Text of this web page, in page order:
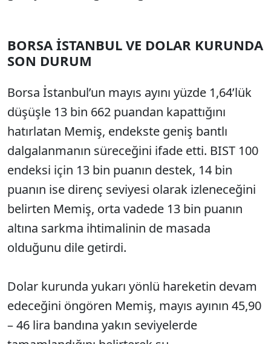
BORSA İSTANBUL VE DOLAR KURUNDA
SON DURUM
Borsa İstanbul’un mayıs ayını yüzde 1,64’lük
düşüşle 13 bin 662 puandan kapattığını
hatırlatan Memiş, endekste geniş bantlı
dalgalanmanın süreceğini ifade etti. BIST 100
endeksi için 13 bin puanın destek, 14 bin
puanın ise direnç seviyesi olarak izleneceğini
belirten Memiş, orta vadede 13 bin puanın
altına sarkma ihtimalinin de masada
olduğunu dile getirdi.
Dolar kurunda yukarı yönlü hareketin devam
edeceğini öngören Memiş, mayıs ayının 45,90
– 46 lira bandına yakın seviyelerde